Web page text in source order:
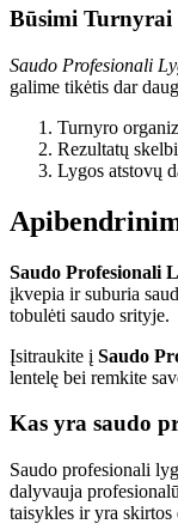
Būsimi Turnyrai
Saudo Profesionali
galime tikėtis dar
Turnyro
Rezultatų
Lygos atstovų
Saudo Profesionali
įkvepia ir suburia
tobulėti saudo srityje.
Įsitraukite į Saudo
lentelę bei remkite
Kas yra saudo
Saudo profesionali
dalyvauja
taisykles ir yra skirtos